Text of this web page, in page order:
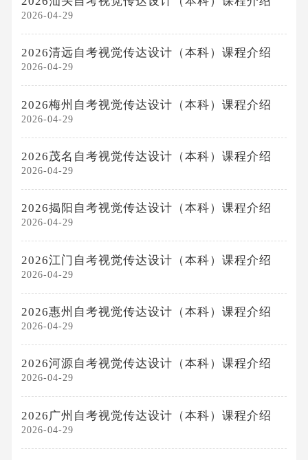
2026-04-29
2026清远自考视觉传达设计（本科）课程介绍
2026-04-29
2026梅州自考视觉传达设计（本科）课程介绍
2026-04-29
2026茂名自考视觉传达设计（本科）课程介绍
2026-04-29
2026揭阳自考视觉传达设计（本科）课程介绍
2026-04-29
2026江门自考视觉传达设计（本科）课程介绍
2026-04-29
2026惠州自考视觉传达设计（本科）课程介绍
2026-04-29
2026河源自考视觉传达设计（本科）课程介绍
2026-04-29
2026广州自考视觉传达设计（本科）课程介绍
2026-04-29